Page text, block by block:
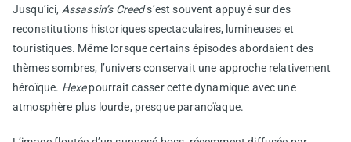
Jusqu’ici, Assassin’s Creeds’est souvent appuyé sur des
reconstitutions historiques spectaculaires, lumineuses et
touristiques. Même lorsque certains épisodes abordaient des
thèmes sombres, l’univers conservait une approche relativement
héroïque. Hexepourrait casser cette dynamique avec une
atmosphère plus lourde, presque paranoïaque.